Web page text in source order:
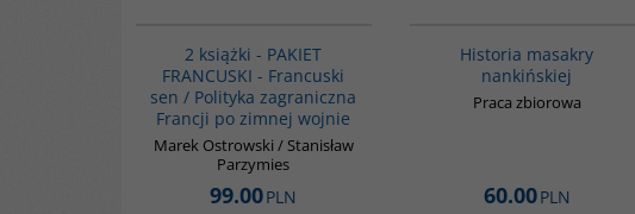
2 książki - PAKIET
FRANCUSKI - Francuski
sen / Polityka zagraniczna
Francji po zimnej wojnie
Marek Ostrowski / Stanisław
Parzymies
99.00PLN
Historia masakry
nankińskiej
Praca zbiorowa
60.00PLN